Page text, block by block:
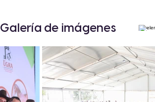
Galería de imágenes